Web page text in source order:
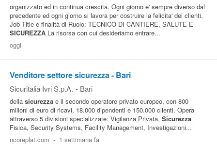
Blog
Offerte
Area
Aziende
organizzato ed in continua crescita. Ogni giorno e' sempre diverso dal
precedente ed ogni giorno si lavora per costruire la felicita' dei clienti.
Job Title e finalità di Ruolo: TECNICO DI CANTIERE, SALUTE E
SICUREZZA La risorsa con cui desideriamo entrare...
oggi
Venditore settore sicurezza - Bari
Sicuritalia Ivri S.p.A. - Bari
della sicurezza e il secondo operatore privato europeo, con 800
milioni di euro di ricavi, 18.000 dipendenti e 150.000 clienti. Opera
attraverso 5 divisioni specializzate: Vigilanza Privata, Sicurezza
Fisica, Security Systems, Facility Management, Investigazioni...
ncoreplat.com - 1 settimana fa